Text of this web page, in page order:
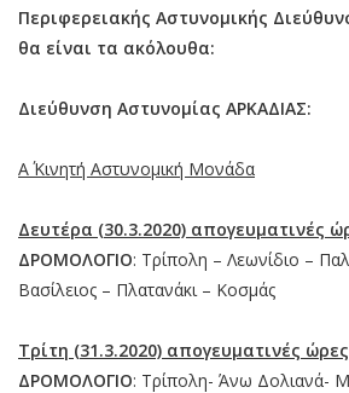
Περιφερειακής Αστυνομικής
θα είναι τα ακόλουθα:
Διεύθυνση Αστυνομίας ΑΡΚΑΔΙΑΣ:
Α΄ Κινητή Αστυνομική Μονάδα
Δευτέρα (30.3.2020) απογευματινές
ΔΡΟΜΟΛΟΓΙΟ: Τρίπολη – Λεωνίδιο –
Βασίλειος – Πλατανάκι – Κοσμάς
Τρίτη (31.3.2020) απογευματινές ώρες
ΔΡΟΜΟΛΟΓΙΟ: Τρίπολη- Άνω Δολιανά-